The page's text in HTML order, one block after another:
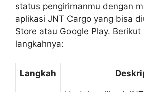
status pengirimanmu dengan
aplikasi JNT Cargo yang bisa
Store atau Google Play.
langkahnya:
Langkah